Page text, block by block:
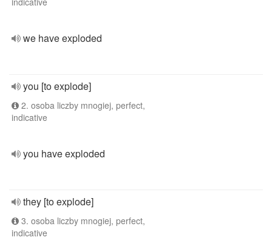
we have exploded
you [to explode]
2. osoba liczby mnogiej, perfect,
indicative
you have exploded
they [to explode]
3. osoba liczby mnogiej, perfect,
indicative